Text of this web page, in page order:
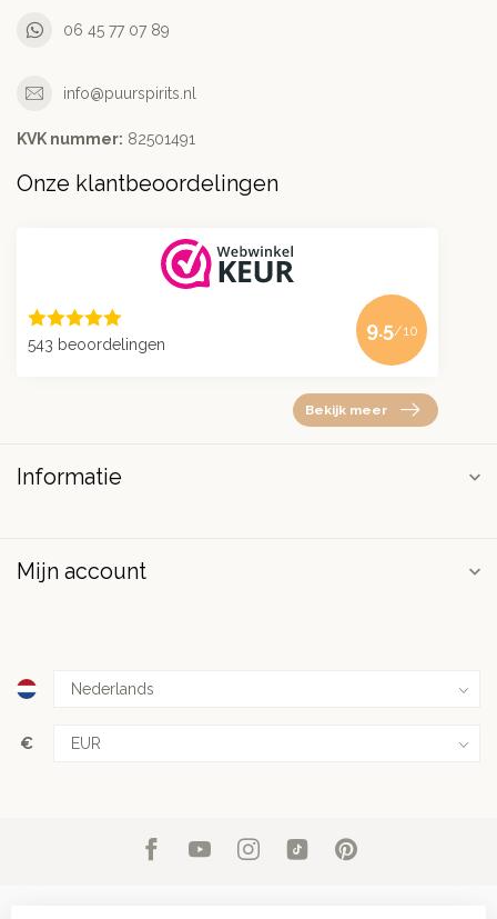
06 45 77 07 89
info@puurspirits.nl
KVK nummer: 82501491
Onze klantbeoordelingen
543 beoordelingen
9.5/10
Bekijk meer
Informatie
Mijn account
€